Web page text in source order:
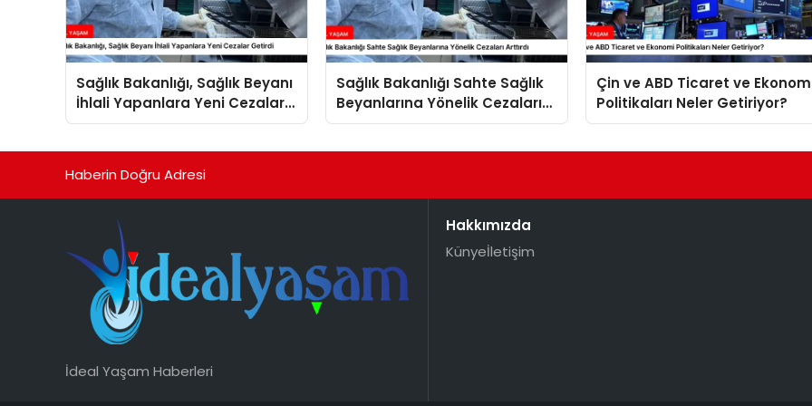
Sağlık Bakanlığı, Sağlık Beyanı
İhlali Yapanlara Yeni Cezalar
Getirdi
Sağlık Bakanlığı Sahte Sağlık
Beyanlarına Yönelik Cezaları
Arttırdı
Çin ve ABD Ticaret ve
Politikaları Neler Getiriyor?
Haberin Doğru Adresi
İdeal Yaşam Haberleri
Hakkımızda
Künyeİletişim